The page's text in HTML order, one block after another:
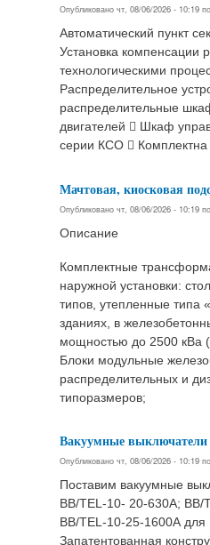
Опубликовано чт, 08/06/2026 - 10:19
Автоматический пункт
Установка компенсации
технологическими
Распределительное
распределительные
двигателей  Шкаф
серии КСО  Комплектна
Мачтовая, киосковая
Опубликовано чт, 08/06/2026 - 10:19
Описание
Комплектные
наружной установки:
типов, утепленные типа
зданиях, в
мощностью до 2500 кВа
Блоки модульные
распределительных и
типоразмеров;
Вакуумные выключатели
Опубликовано чт, 08/06/2026 - 10:19
Поставим вакуумные
ВВ/TEL-10- 20-630А; ВВ/
ВВ/TEL-10-25-1600А
Запатентованная